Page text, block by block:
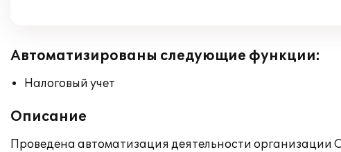
Автоматизированы следующие функции:
Налоговый учет
Описание
Проведена автоматизация деятельности организации